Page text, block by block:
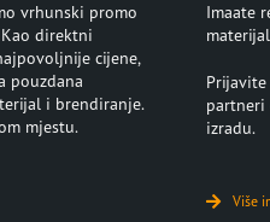
vrhunski promo
direktni
cijene,
pouzdana
i brendiranje.
mjestu.
Imaate
Prijavite
izradu.
Više